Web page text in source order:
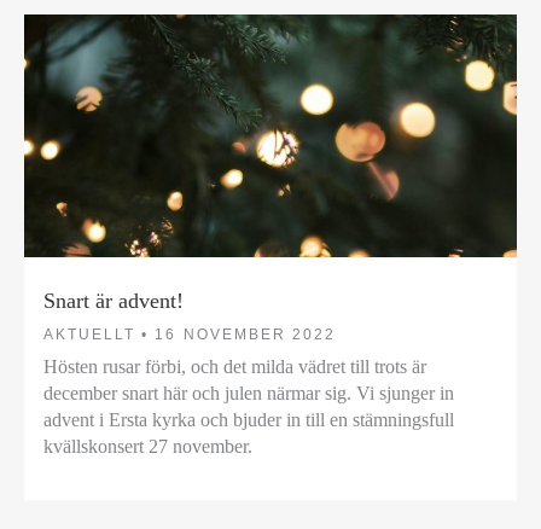
Snart är advent!
AKTUELLT • 16 NOVEMBER 2022
Hösten rusar förbi, och det milda vädret till trots är
december snart här och julen närmar sig. Vi sjunger in
advent i Ersta kyrka och bjuder in till en stämningsfull
kvällskonsert 27 november.